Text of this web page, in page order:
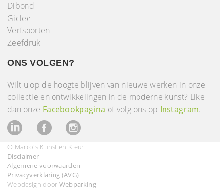
Dibond
Giclee
Verfsoorten
Zeefdruk
ONS VOLGEN?
Wilt u op de hoogte blijven van nieuwe werken in onze
collectie en ontwikkelingen in de moderne kunst? Like
dan onze Facebookpagina of volg ons op Instagram.
© Marco's Kunst en Kleur
Disclaimer
Algemene voorwaarden
Privacyverklaring (AVG)
Webdesign door Webparking